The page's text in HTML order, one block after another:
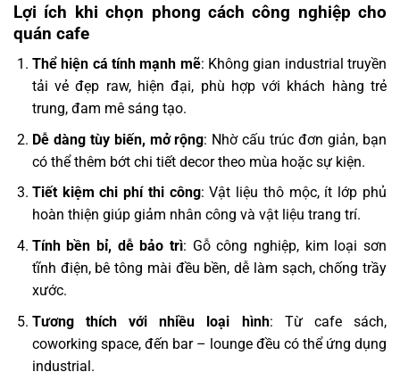
Lợi ích khi chọn phong cách công nghiệp cho
quán cafe
Thể hiện cá tính mạnh mẽ: Không gian industrial truyền
tải vẻ đẹp raw, hiện đại, phù hợp với khách hàng trẻ
trung, đam mê sáng tạo.
Dễ dàng tùy biến, mở rộng: Nhờ cấu trúc đơn giản, bạn
có thể thêm bớt chi tiết decor theo mùa hoặc sự kiện.
Tiết kiệm chi phí thi công: Vật liệu thô mộc, ít lớp phủ
hoàn thiện giúp giảm nhân công và vật liệu trang trí.
Tính bền bỉ, dễ bảo trì: Gỗ công nghiệp, kim loại sơn
tĩnh điện, bê tông mài đều bền, dễ làm sạch, chống trầy
xước.
Tương thích với nhiều loại hình: Từ cafe sách,
coworking space, đến bar – lounge đều có thể ứng dụng
industrial.